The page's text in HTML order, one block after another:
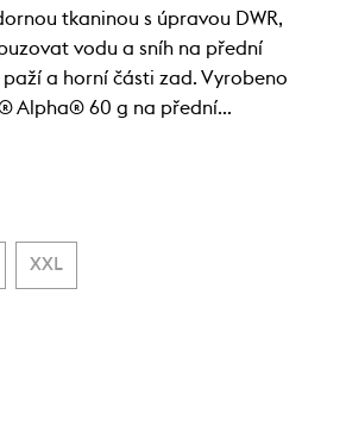
tkaninou s úpravou DWR,
vodu a sníh na přední
a horní části zad. Vyrobeno
Alpha® 60 g na přední…
XXL